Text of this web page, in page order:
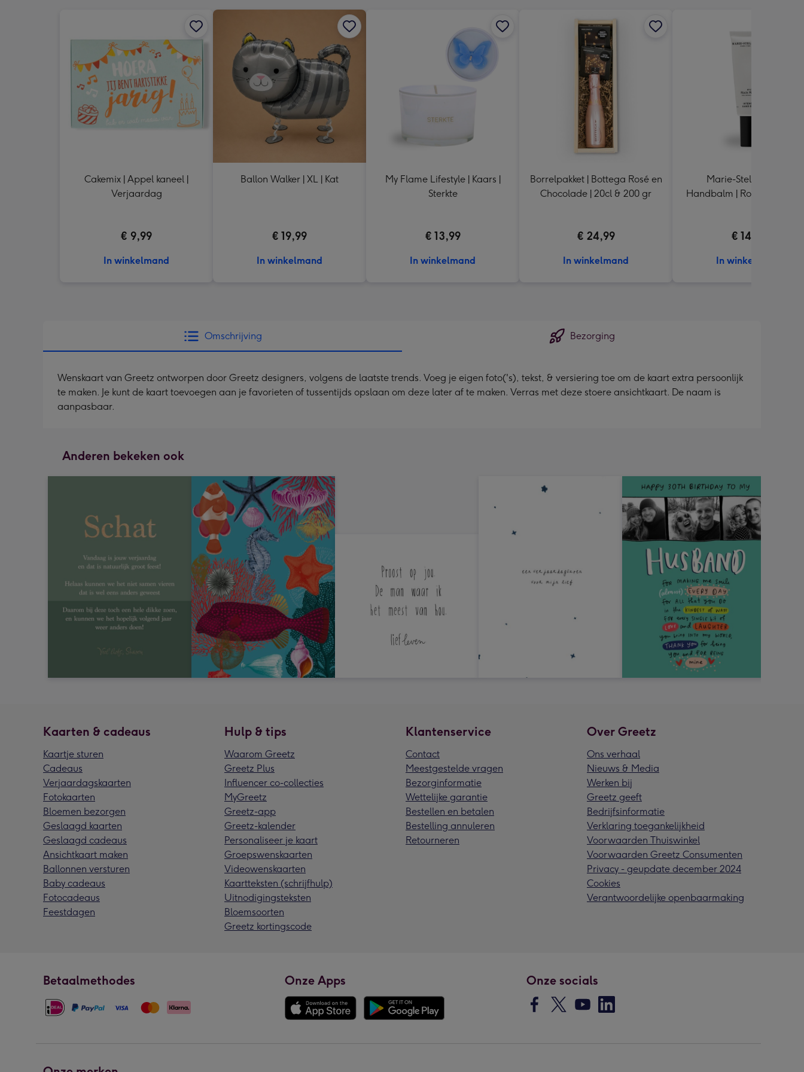
Cakemix | Appel kaneel |
Verjaardag
€ 9,99
In winkelmand
Ballon Walker | XL | Kat
€ 19,99
In winkelmand
My Flame Lifestyle | Kaars |
Sterkte
€ 13,99
In winkelmand
Borrelpakket | Bottega Rosé en
Chocolade | 20cl & 200 gr
€ 24,99
In winkelmand
Marie-Stella-Maris |
Handbalm | Rock Roses
€ 14,99
In winkelmand
Omschrijving Bezorging
Wenskaart van Greetz ontworpen door Greetz designers, volgens de laatste trends. Voeg je eigen foto('s), tekst, & versiering toe om de kaart extra persoonlijk
te maken. Je kunt de kaart toevoegen aan je favorieten of tussentijds opslaan om deze later af te maken. Verras met deze stoere ansichtkaart. De naam is
aanpasbaar.
Anderen bekeken ook
Kaarten & cadeaus
Kaartje sturen
Cadeaus
Verjaardagskaarten
Fotokaarten
Bloemen bezorgen
Geslaagd kaarten
Geslaagd cadeaus
Ansichtkaart maken
Ballonnen versturen
Baby cadeaus
Fotocadeaus
Feestdagen
Hulp & tips
Waarom Greetz
Greetz Plus
Influencer co-collecties
MyGreetz
Greetz-app
Greetz-kalender
Personaliseer je kaart
Groepswenskaarten
Videowenskaarten
Kaartteksten (schrijfhulp)
Uitnodigingsteksten
Bloemsoorten
Greetz kortingscode
Klantenservice
Contact
Meestgestelde vragen
Bezorginformatie
Wettelijke garantie
Bestellen en betalen
Bestelling annuleren
Retourneren
Over Greetz
Ons verhaal
Nieuws & Media
Werken bij
Greetz geeft
Bedrijfsinformatie
Verklaring toegankelijkheid
Voorwaarden Thuiswinkel
Voorwaarden Greetz Consumenten
Privacy - geupdate december 2024
Cookies
Verantwoordelijke openbaarmaking
Betaalmethodes Onze Apps Onze socials